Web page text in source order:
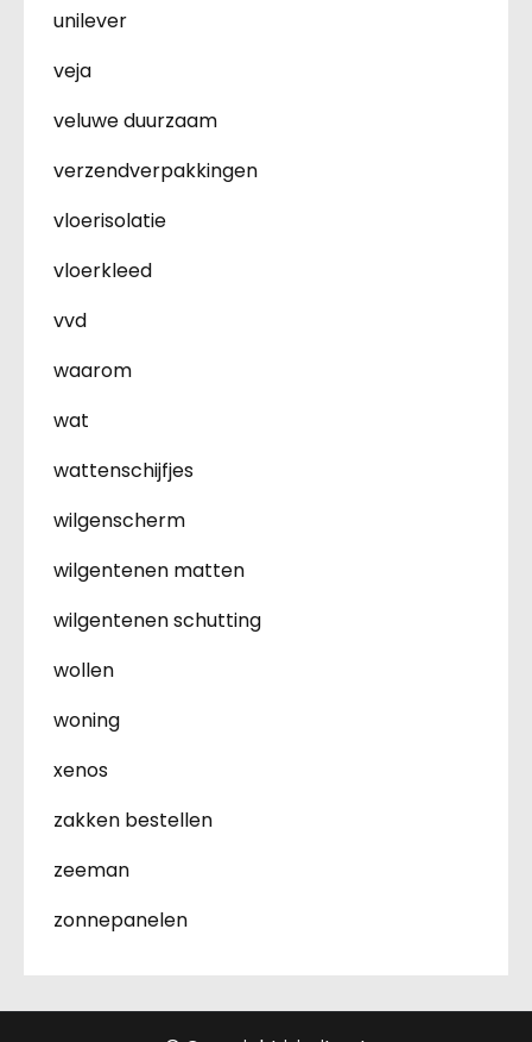
unilever
veja
veluwe duurzaam
verzendverpakkingen
vloerisolatie
vloerkleed
vvd
waarom
wat
wattenschijfjes
wilgenscherm
wilgentenen matten
wilgentenen schutting
wollen
woning
xenos
zakken bestellen
zeeman
zonnepanelen